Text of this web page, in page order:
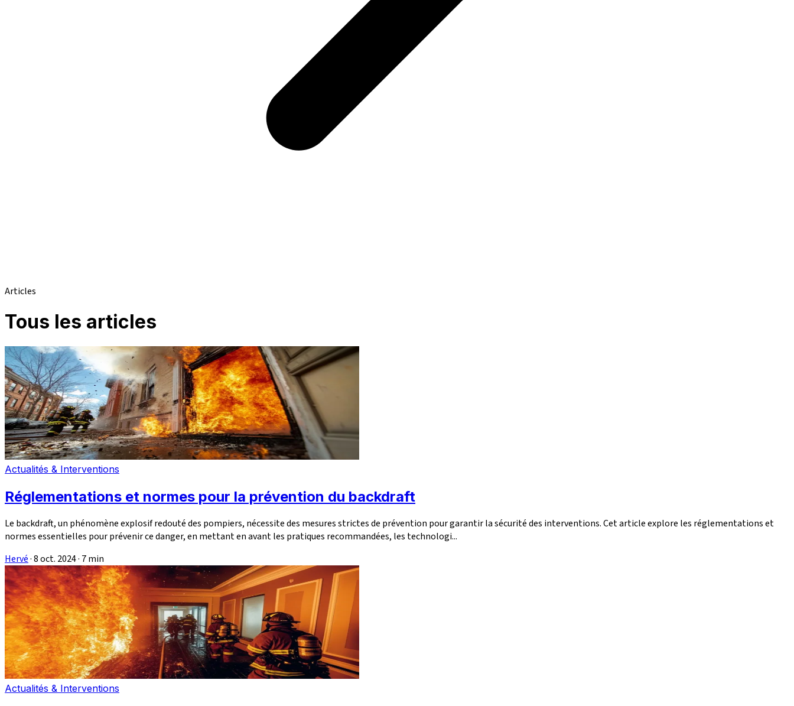
Articles
Tous les articles
Actualités & Interventions
Réglementations et normes pour la prévention du backdraft
Le backdraft, un phénomène explosif redouté des pompiers, nécessite des mesures strictes de prévention pour garantir la sécurité des interventions. Cet article explore les réglementations et
normes essentielles pour prévenir ce danger, en mettant en avant les pratiques recommandées, les technologi...
Hervé·8 oct. 2024· 7 min
Actualités & Interventions